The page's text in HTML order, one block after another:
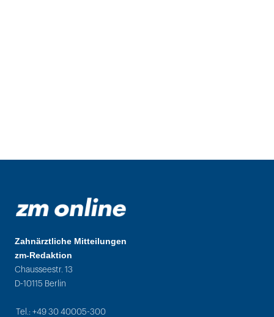
Zahnärztliche Mitteilungen
zm-Redaktion
Chausseestr. 13
D-10115 Berlin
Tel.: +49 30 40005-300